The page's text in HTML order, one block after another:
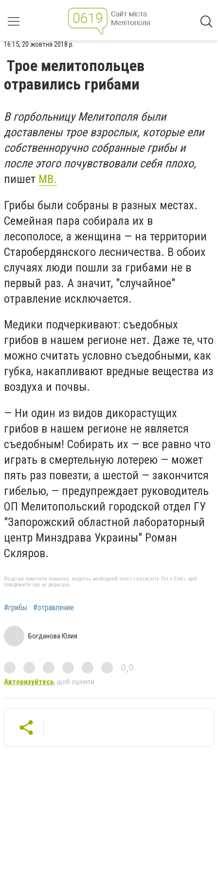
16:15, 20 жовтня 2018 р.
Трое мелитопольцев
отравились грибами
В горбольницу Мелитополя были
доставлены трое взрослых, которые ели
собственноручно собранные грибы и
после этого почувствовали себя плохо,
пишет МВ.
Грибы были собраны в разных местах.
Семейная пара собирала их в
лесополосе, а женщина — на территории
Старобердянского лесничества. В обоих
случаях люди пошли за грибами не в
первый раз. А значит, "случайное"
отравление исключается.
Медики подчеркивают: съедобных
грибов в нашем регионе нет. Даже те, что
можно считать условно съедобными, как
губка, накапливают вредные вещества из
воздуха и почвы.
— Ни один из видов дикорастущих
грибов в нашем регионе не является
съедобным! Собирать их — все равно что
играть в смертельную лотерею — может
пять раз повезти, а шестой — закончится
гибелью, — предупреждает руководитель
ОП Мелитопольский городской отдел ГУ
"Запорожский областной лабораторный
центр Минздрава Украины" Роман
Скляров.
Якщо ви помітили помилку, виділіть необхідний текст і натисніть Ctrl + Enter, щоб
повідомити про це редакцію
#грибы #отравление
Богданова Юлия
0,0
Авторизуйтесь, щоб оцінити